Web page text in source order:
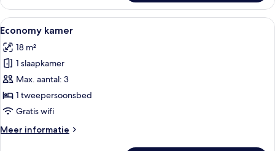
Room
-5
guests-
Alle
foto's
voor
Economy
kamer
laden
Een hotelkamer met een bed, twee
4
Economy kamer
18 m²
1 slaapkamer
Max. aantal: 3
1 tweepersoonsbed
Gratis wifi
Meer informatie
Meer